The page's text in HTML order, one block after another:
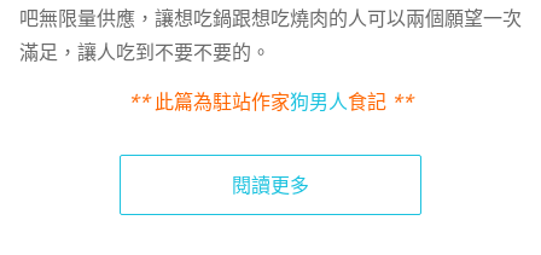
吧無限量供應，讓想吃鍋跟想吃燒肉的人可以兩個願望一次
滿足，讓人吃到不要不要的。
**此篇為駐站作家狗男人食記 **
閱讀更多